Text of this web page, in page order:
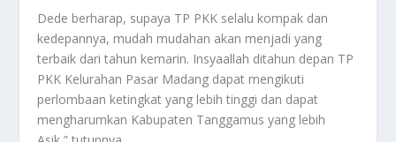
Dede berharap, supaya TP PKK selalu kompak dan
kedepannya, mudah mudahan akan menjadi yang
terbaik dari tahun kemarin. Insyaallah ditahun depan TP
PKK Kelurahan Pasar Madang dapat mengikuti
perlombaan ketingkat yang lebih tinggi dan dapat
mengharumkan Kabupaten Tanggamus yang lebih